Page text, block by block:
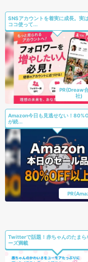
SNSアカウントを着実に成長。実
ココ使って...
PR(Dreaw
社)
Amazon今日も見逃せない！
が続...
Twitterで話題！赤ちゃんのたまら
ーズ満載